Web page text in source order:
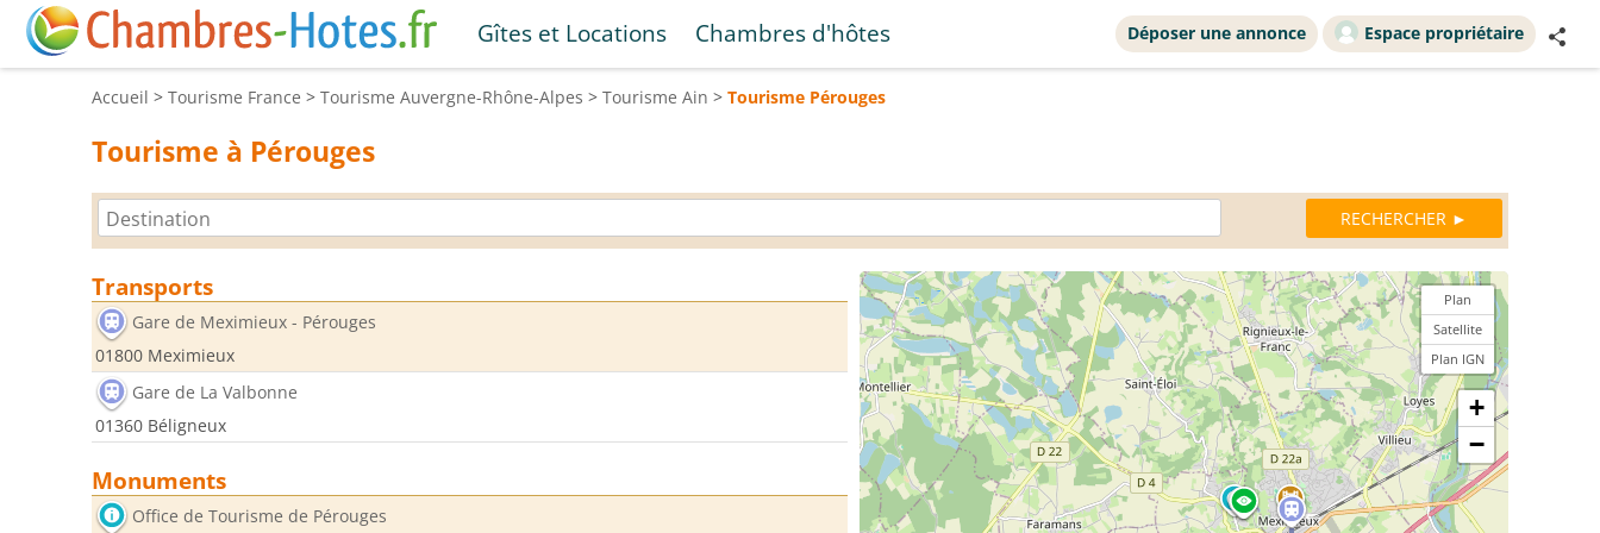
Gîtes et Locations Chambres d'hôtes Déposer une annonce Espace propriétaire
Accueil > Tourisme France > Tourisme Auvergne-Rhône-Alpes > Tourisme Ain > Tourisme Pérouges
Tourisme à Pérouges
Transports
Gare de Meximieux - Pérouges
01800 Meximieux
Gare de La Valbonne
01360 Béligneux
Monuments
Office de Tourisme de Pérouges
Plan
Satellite
Plan IGN
+
−